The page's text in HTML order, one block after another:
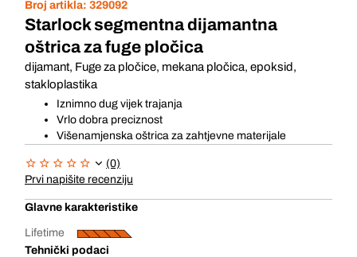
Broj artikla: 329092
Starlock segmentna dijamantna
oštrica za fuge pločica
dijamant, Fuge za pločice, mekana pločica, epoksid,
stakloplastika
Iznimno dug vijek trajanja
Vrlo dobra preciznost
Višenamjenska oštrica za zahtjevne materijale
(0)
Prvi napišite recenziju
Glavne karakteristike
Lifetime
Tehnički podaci